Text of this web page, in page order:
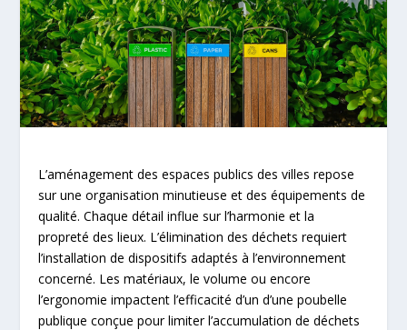
L’aménagement des espaces publics des villes repose
sur une organisation minutieuse et des équipements de
qualité. Chaque détail influe sur l’harmonie et la
propreté des lieux. L’élimination des déchets requiert
l’installation de dispositifs adaptés à l’environnement
concerné. Les matériaux, le volume ou encore
l’ergonomie impactent l’efficacité d’un d’une poubelle
publique conçue pour limiter l’accumulation de déchets